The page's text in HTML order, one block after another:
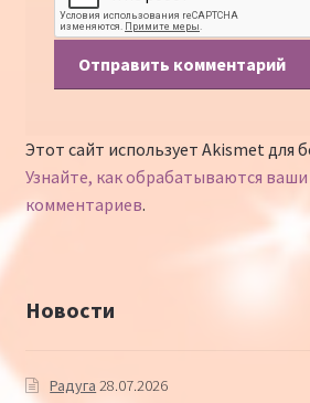
Этот сайт использует Akismet для
Узнайте, как обрабатываются
комментариев.
Новости
Радуга 28.07.2026